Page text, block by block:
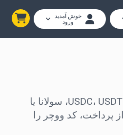
خوش آمدید
ورود
کارت‌های هدیه Domino’s را با بیت‌کوین، اتریوم، USDC، USDT، سولانا یا
از پرداخت، کد ووچر را